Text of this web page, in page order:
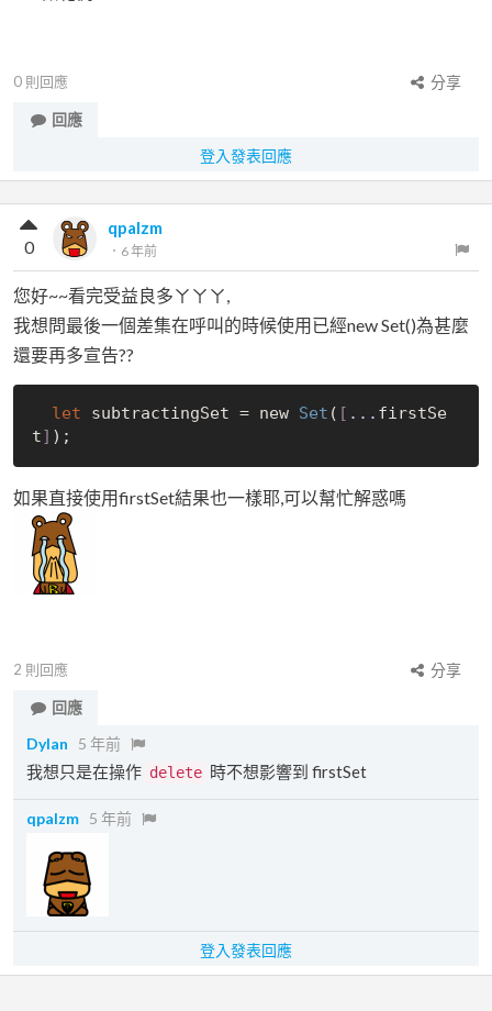
0 則回應
分享
回應
登入發表回應
qpalzm
． 6 年前
0
您好~~看完受益良多ㄚㄚㄚ,
我想問最後一個差集在呼叫的時候使用已經new Set()為甚麼
還要再多宣告??
let subtractingSet = new Set ( [ ... firstSe
t]
如果直接使用firstSet結果也一樣耶,可以幫忙解惑嗎
2 則回應
分享
回應
Dylan
5 年前
我想只是在操作 delete 時不想影響到 firstSet
qpalzm 5 年前
登入發表回應